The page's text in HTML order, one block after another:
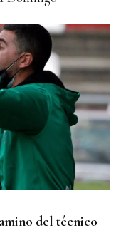
del técnico